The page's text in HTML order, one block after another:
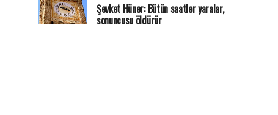
Şevket Hüner: Bütün saatler yaralar,
sonuncusu öldürür